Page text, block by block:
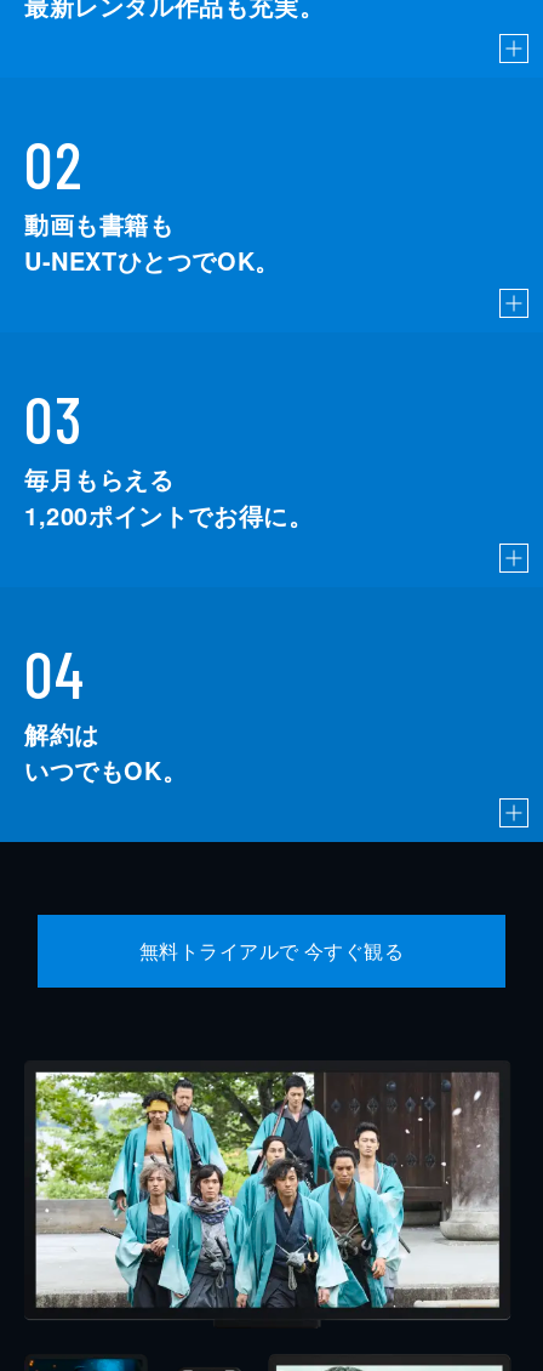
02
動画も書籍も
U-NEXTひとつでOK。
03
毎月もらえる
1,200ポイントでお得に。
04
解約は
いつでもOK。
無料トライアルで 今すぐ観る